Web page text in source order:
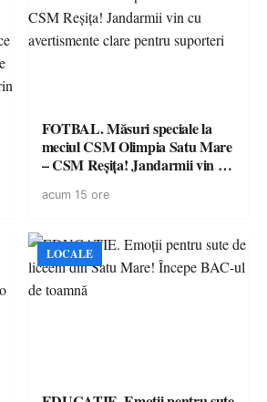
FOTBAL. Măsuri speciale la
meciul CSM Olimpia Satu Mare
– CSM Reșița! Jandarmii vin cu
suporteri
acum 15 ore
LOCALE